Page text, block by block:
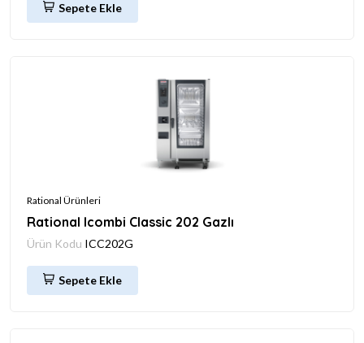
Sepete Ekle
Rational Ürünleri
Rational Icombi Classic 202 Gazlı
Ürün Kodu ICC202G
Sepete Ekle